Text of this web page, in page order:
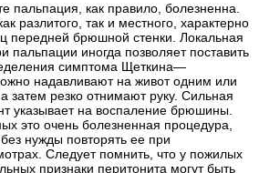
пальпация, как правило, болезненна.
разлитого, так и местного, характерно
передней брюшной стенки. Локальная
пальпации иногда позволяет поставить
симптома Щеткина—
надавливают на живот одним или
затем резко отнимают руку. Сильная
указывает на воспаление брюшины.
это очень болезненная процедура,
нужды повторять ее при
Следует помнить, что у пожилых
признаки перитонита могут быть